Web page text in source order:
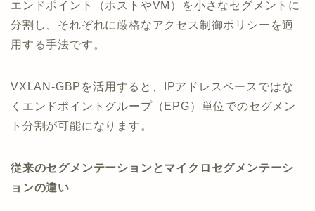
エンドポイント（ホストやVM）を小さなセグメントに
分割し、それぞれに厳格なアクセス制御ポリシーを適
用する手法です。
VXLAN-GBPを活用すると、IPアドレスベースではな
くエンドポイントグループ（EPG）単位でのセグメン
ト分割が可能になります。
従来のセグメンテーションとマイクロセグメンテーシ
ョンの違い